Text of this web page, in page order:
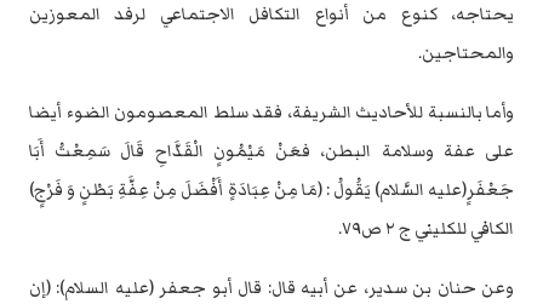
يحتاجه، كنوع من أنواع التكافل الاجتماعي لرفد المعوزين
‏والمحتاجين. ‏
وأما بالنسبة للأحاديث الشريفة، فقد سلط المعصومون الضوء أيضا
على عفة وسلامة ‏البطن، فعَنْ مَيْمُونٍ الْقَدَّاحِ قَالَ سَمِعْتُ أَبَا
جَعْفَرٍ(عليه السَّلام) يَقُولُ : (مَا مِنْ عِبَادَةٍ ‏أَفْضَلَ مِنْ عِفَّةِ بَطْنٍ وَ فَرْجٍ)
الكافي للكليني ج ٢ ص٧٩.‏
وعن حنان بن سدير، عن أبيه قال: قال أبو جعفر (عليه السلام): (إن